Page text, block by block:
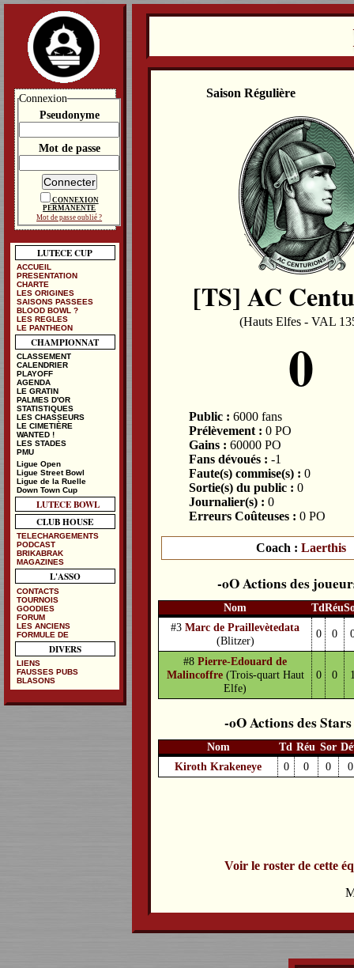
Saison Régulière
[TS] AC
(Hauts Elfes - VAL
0
Public : 6000 fans
Prélèvement : 0 PO
Gains : 60000 PO
Fans dévoués : -1
Faute(s) commise(s) : 0
Sortie(s) du public : 0
Journalier(s) : 0
Erreurs Coûteuses : 0 PO
Coach : Laerthis
Actions des
Nom TdRéu
#3Marc de Praillevètedata
(Blitzer)
0 0
#8Pierre-Edouard de
Malincoffre (Trois-quart Haut
Elfe)
0 0
Actions des Stars
Nom Td Réu Sor
Kiroth Krakeneye
0 0 0 0
Voir le roster de cette
Connexion
Pseudonyme
Mot de passe
CONNEXION
PERMANENTE
Mot de passe oublié ?
LUTECE CUP
ACCUEIL
PRESENTATION
CHARTE
LES ORIGINES
SAISONS PASSEES
BLOOD BOWL ?
LES REGLES
LE PANTHEON
CHAMPIONNAT
CLASSEMENT
CALENDRIER
PLAYOFF
AGENDA
LE GRATIN
PALMES D'OR
STATISTIQUES
LES CHASSEURS
LE CIMETIÈRE
WANTED !
LES STADES
PMU
Ligue Open
Ligue Street Bowl
Ligue de la Ruelle
Down Town Cup
LUTECE BOWL
CLUB HOUSE
TELECHARGEMENTS
PODCAST
BRIKABRAK
MAGAZINES
L'ASSO
CONTACTS
TOURNOIS
GOODIES
FORUM
LES ANCIENS
FORMULE DE
DIVERS
LIENS
FAUSSES PUBS
BLASONS